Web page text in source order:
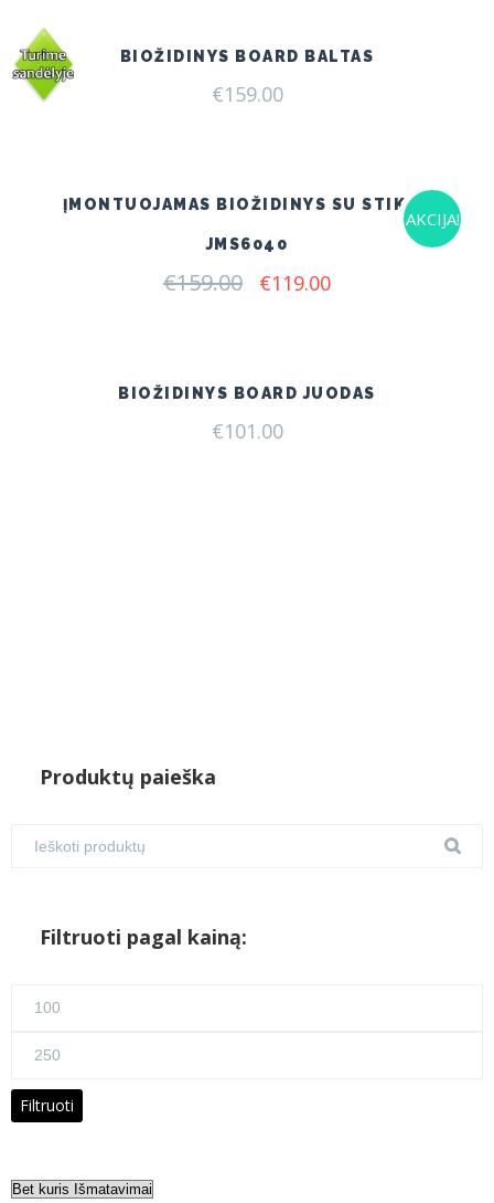
BIOŽIDINYS BOARD BALTAS
€159.00
AKCIJA!
ĮMONTUOJAMAS BIOŽIDINYS SU STIKLU
JMS6040
€159.00 Original
€119.00Current
BIOŽIDINYS BOARD JUODAS
€101.00
Produktų paieška
Filtruoti pagal kainą:
Maks
Filtruoti